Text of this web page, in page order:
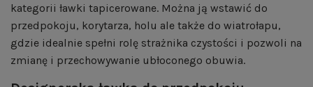
kategorii ławki tapicerowane. Można ją wstawić do
przedpokoju, korytarza, holu ale także do wiatrołapu,
gdzie idealnie spełni rolę strażnika czystości i pozwoli na
zmianę i przechowywanie ubłoconego obuwia.